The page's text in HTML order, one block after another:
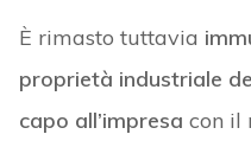
È rimasto tuttavia
proprietà industriale
capo all’impresa con il